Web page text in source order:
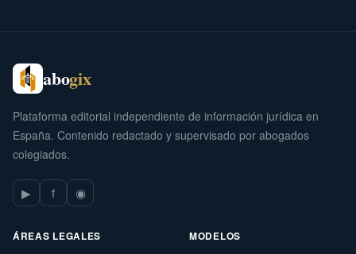
abogix
Plataforma editorial independiente de información jurídica en
España. Contenido redactado y supervisado por abogados
colegiados.
▶ f ◉
ÁREAS LEGALES MODELOS